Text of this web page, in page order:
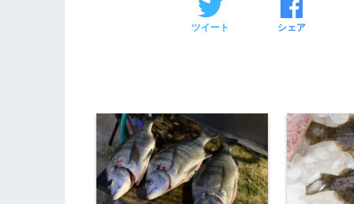
ツイート シェア